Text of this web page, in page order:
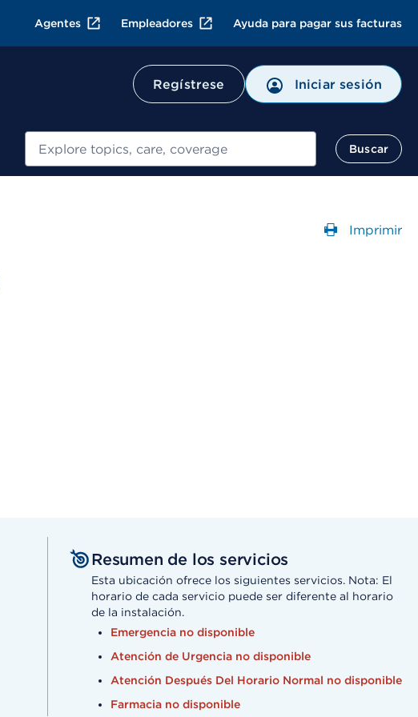
Agentes Empleadores Ayuda para pagar sus facturas
Regístrese Iniciar sesión
Buscar
Buscar
Imprimir
Resumen de los servicios
Esta ubicación ofrece los siguientes servicios. Nota: El
horario de cada servicio puede ser diferente al horario
de la instalación.
Emergencia no disponible
Atención de Urgencia no disponible
Atención Después Del Horario Normal no disponible
Farmacia no disponible